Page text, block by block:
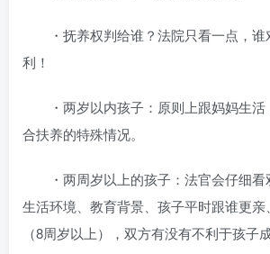
・抚养权判给谁？法院只看一点，谁
利！
・两岁以内孩子：原则上跟妈妈生活
合扶养的特殊情况。
・两周岁以上的孩子：法官会仔细看
生活环境、教育背景、孩子平时跟谁更
（8周岁以上），双方有没有不利于孩子